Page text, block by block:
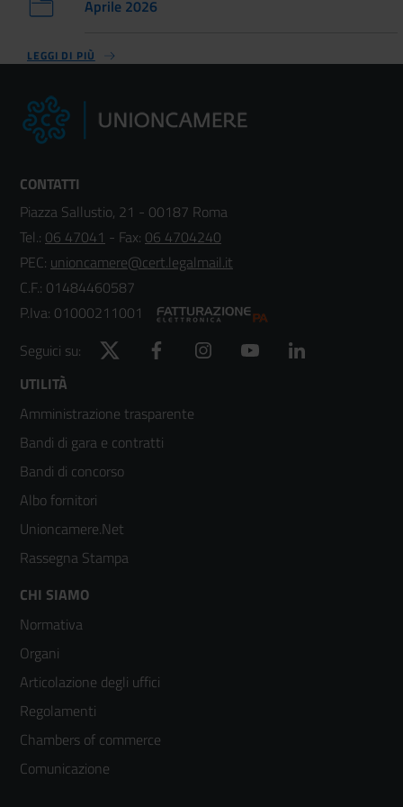
Aprile 2026
LEGGI DI PIÙ
CONTATTI
Piazza Sallustio, 21 - 00187 Roma
Tel.: 06 47041 - Fax: 06 4704240
PEC: unioncamere@cert.legalmail.it
C.F.: 01484460587
P.Iva: 01000211001
Seguici su:
Twitter Facebook Instagram YouTube
Footer
menù
colonna
2
UTILITÀ
Amministrazione trasparente
Bandi di gara e contratti
Bandi di concorso
Albo fornitori
Unioncamere.Net
Rassegna Stampa
Footer
menù
colonna
3
CHI SIAMO
Normativa
Organi
Articolazione degli uffici
Regolamenti
Chambers of commerce
Comunicazione